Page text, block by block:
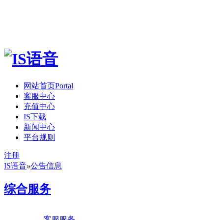
网站首页Portal
客服中心
充值中心
IS下载
新闻中心
平台规则
注册
IS语音»公告信息
综合服务